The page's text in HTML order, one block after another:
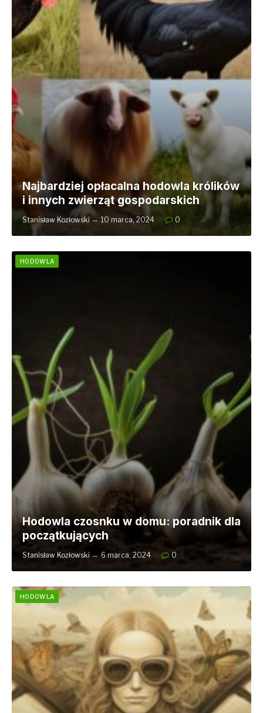
Najbardziej opłacalna hodowla królików
i innych zwierząt gospodarskich
Stanisław Kozłowski 10 marca, 2024 0
HODOWLA
Hodowla czosnku w domu: poradnik dla
początkujących
Stanisław Kozłowski 6 marca, 2024 0
HODOWLA